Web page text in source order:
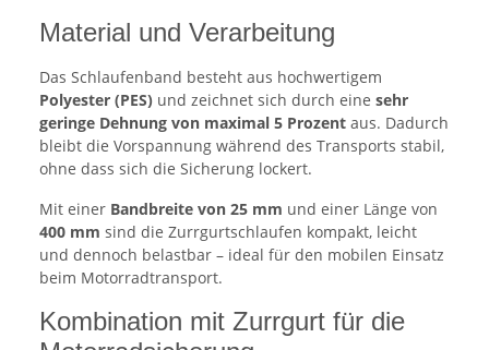
Material und Verarbeitung
Das Schlaufenband besteht aus hochwertigem
Polyester (PES) und zeichnet sich durch eine sehr
geringe Dehnung von maximal 5 Prozent aus. Dadurch
bleibt die Vorspannung während des Transports stabil,
ohne dass sich die Sicherung lockert.
Mit einer Bandbreite von 25 mm und einer Länge von
400 mm sind die Zurrgurtschlaufen kompakt, leicht
und dennoch belastbar – ideal für den mobilen Einsatz
beim Motorradtransport.
Kombination mit Zurrgurt für die